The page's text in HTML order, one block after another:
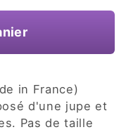
in France)
d'une jupe et
Pas de taille